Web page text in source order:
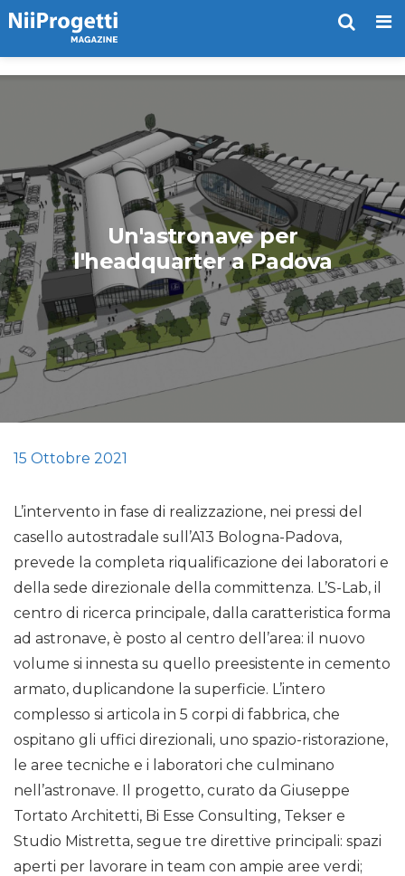
Un'astronave per
l'headquarter a Padova
15 Ottobre 2021
L’intervento in fase di realizzazione, nei pressi del
casello autostradale sull’A13 Bologna-Padova,
prevede la completa riqualificazione dei laboratori e
della sede direzionale della committenza. L’S-Lab, il
centro di ricerca principale, dalla caratteristica forma
ad astronave, è posto al centro dell’area: il nuovo
volume si innesta su quello preesistente in cemento
armato, duplicandone la superficie. L’intero
complesso si articola in 5 corpi di fabbrica, che
ospitano gli uffici direzionali, uno spazio-ristorazione,
le aree tecniche e i laboratori che culminano
nell’astronave. Il progetto, curato da Giuseppe
Tortato Architetti, Bi Esse Consulting, Tekser e
Studio Mistretta, segue tre direttive principali: spazi
aperti per lavorare in team con ampie aree verdi;